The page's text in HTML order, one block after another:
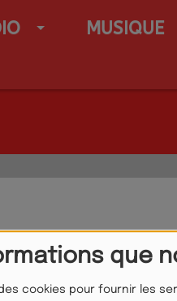
que
cookies pour fournir les
MUSIQUE